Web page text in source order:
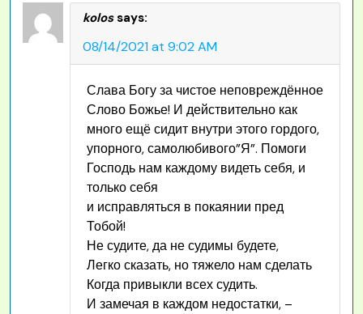
kolos says:
08/14/2021 at 9:02 AM
Слава Богу за чистое неповреждённое
Слово Божье! И действительно как
много ещё сидит внутри этого гордого,
упорного, самолюбивого”Я”. Помоги
Господь нам каждому видеть себя, и
только себя
и исправляться в покаянии пред
Тобой!
Не судите, да не судимы будете,
Легко сказать, но тяжело нам сделать
Когда привыкли всех судить.
И замечая в каждом недостатки, –